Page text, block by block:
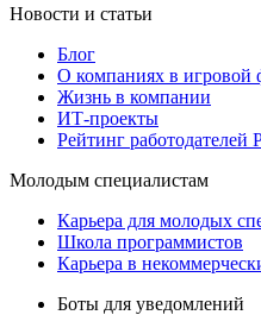
Новости и статьи
Блог
О компаниях в игровой
Жизнь в компании
ИТ-проекты
Рейтинг работодателей
Молодым специалистам
Карьера для молодых
Школа программистов
Карьера в
Боты для уведомлений